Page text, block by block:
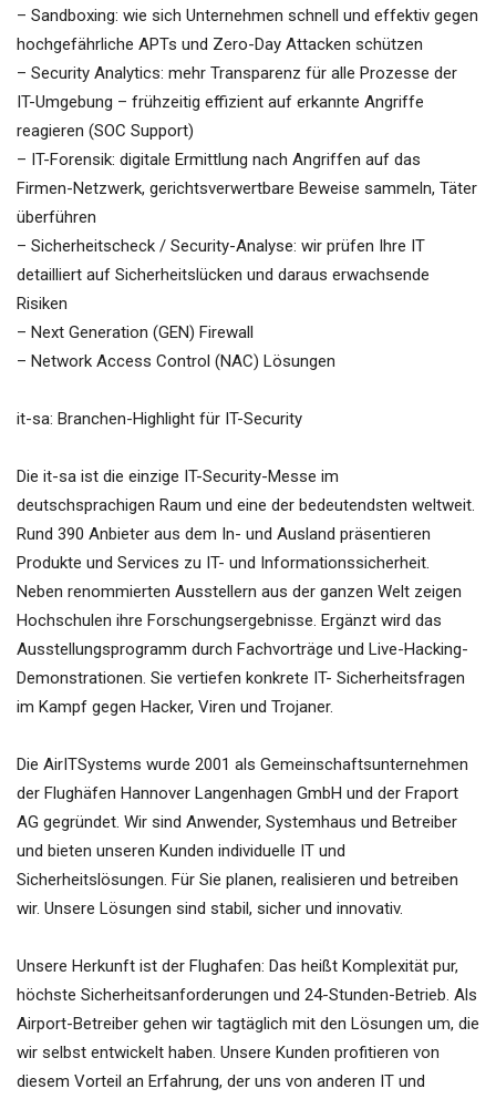
– Sandboxing: wie sich Unternehmen schnell und effektiv gegen
hochgefährliche APTs und Zero-Day Attacken schützen
– Security Analytics: mehr Transparenz für alle Prozesse der
IT-Umgebung – frühzeitig effizient auf erkannte Angriffe
reagieren (SOC Support)
– IT-Forensik: digitale Ermittlung nach Angriffen auf das
Firmen-Netzwerk, gerichtsverwertbare Beweise sammeln, Täter
überführen
– Sicherheitscheck / Security-Analyse: wir prüfen Ihre IT
detailliert auf Sicherheitslücken und daraus erwachsende
Risiken
– Next Generation (GEN) Firewall
– Network Access Control (NAC) Lösungen
it-sa: Branchen-Highlight für IT-Security
Die it-sa ist die einzige IT-Security-Messe im
deutschsprachigen Raum und eine der bedeutendsten weltweit.
Rund 390 Anbieter aus dem In- und Ausland präsentieren
Produkte und Services zu IT- und Informationssicherheit.
Neben renommierten Ausstellern aus der ganzen Welt zeigen
Hochschulen ihre Forschungsergebnisse. Ergänzt wird das
Ausstellungsprogramm durch Fachvorträge und Live-Hacking-
Demonstrationen. Sie vertiefen konkrete IT- Sicherheitsfragen
im Kampf gegen Hacker, Viren und Trojaner.
Die AirITSystems wurde 2001 als Gemeinschaftsunternehmen
der Flughäfen Hannover Langenhagen GmbH und der Fraport
AG gegründet. Wir sind Anwender, Systemhaus und Betreiber
und bieten unseren Kunden individuelle IT und
Sicherheitslösungen. Für Sie planen, realisieren und betreiben
wir. Unsere Lösungen sind stabil, sicher und innovativ.
Unsere Herkunft ist der Flughafen: Das heißt Komplexität pur,
höchste Sicherheitsanforderungen und 24-Stunden-Betrieb. Als
Airport-Betreiber gehen wir tagtäglich mit den Lösungen um, die
wir selbst entwickelt haben. Unsere Kunden profitieren von
diesem Vorteil an Erfahrung, der uns von anderen IT und